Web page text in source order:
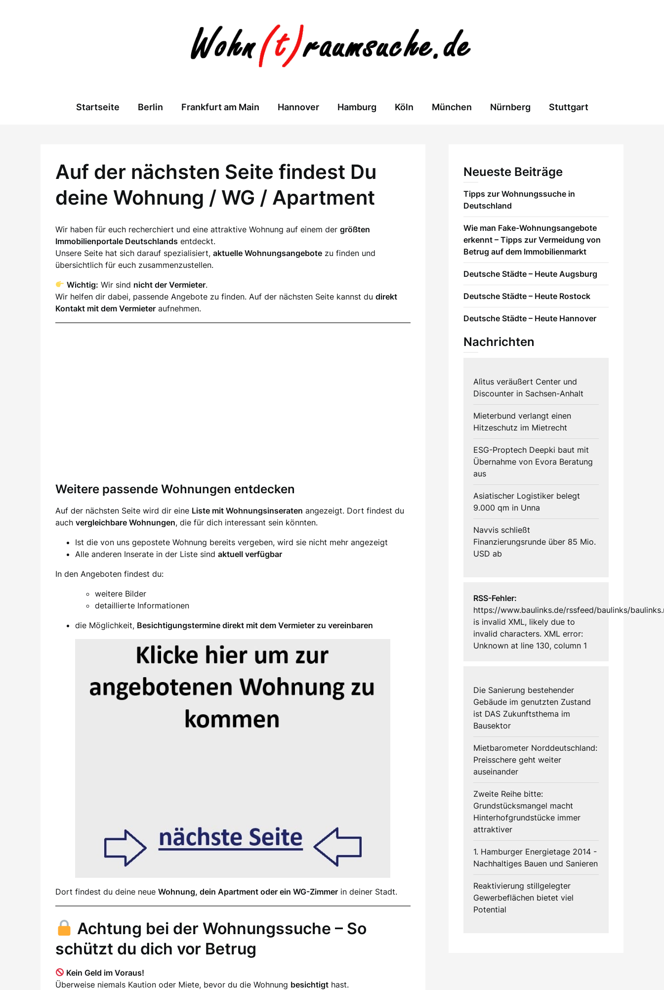
Startseite Berlin Frankfurt am Main Hannover Hamburg Köln München Nürnberg Stuttgart
Auf der nächsten Seite findest Du
deine Wohnung / WG / Apartment
Wir haben für euch recherchiert und eine attraktive Wohnung auf einem der größten
Immobilienportale Deutschlands entdeckt.
Unsere Seite hat sich darauf spezialisiert, aktuelle Wohnungsangebote zu finden und
übersichtlich für euch zusammenzustellen.
Wichtig: Wir sind nicht der Vermieter.
Wir helfen dir dabei, passende Angebote zu finden. Auf der nächsten Seite kannst du direkt
Kontakt mit dem Vermieter aufnehmen.
Weitere passende Wohnungen entdecken
Auf der nächsten Seite wird dir eine Liste mit Wohnungsinseraten angezeigt. Dort findest du
auch vergleichbare Wohnungen, die für dich interessant sein könnten.
Ist die von uns gepostete Wohnung bereits vergeben, wird sie nicht mehr angezeigt
Alle anderen Inserate in der Liste sind aktuell verfügbar
In den Angeboten findest du:
weitere Bilder
detaillierte Informationen
die Möglichkeit, Besichtigungstermine direkt mit dem Vermieter zu vereinbaren
Dort findest du deine neue Wohnung, dein Apartment oder ein WG-Zimmer in deiner Stadt.
Achtung bei der Wohnungssuche – So
schützt du dich vor Betrug
Kein Geld im Voraus!
Überweise niemals Kaution oder Miete, bevor du die Wohnung besichtigt hast.
Neueste Beiträge
Tipps zur Wohnungssuche in
Deutschland
Wie man Fake-Wohnungsangebote
erkennt – Tipps zur Vermeidung von
Betrug auf dem Immobilienmarkt
Deutsche Städte – Heute Augsburg
Deutsche Städte – Heute Rostock
Deutsche Städte – Heute Hannover
Nachrichten
Alìtus veräußert Center und
Discounter in Sachsen-Anhalt
Mieterbund verlangt einen
Hitzeschutz im Mietrecht
ESG-Proptech Deepki baut mit
Übernahme von Evora Beratung
aus
Asiatischer Logistiker belegt
9.000 qm in Unna
Navvis schließt
Finanzierungsrunde über 85 Mio.
USD ab
RSS-Fehler:
https://www.baulinks.de/rssfeed/baulinks/
is invalid XML, likely due to
invalid characters. XML error:
Unknown at line 130, column 1
Die Sanierung bestehender
Gebäude im genutzten Zustand
ist DAS Zukunftsthema im
Bausektor
Mietbarometer Norddeutschland:
Preisschere geht weiter
auseinander
Zweite Reihe bitte:
Grundstücksmangel macht
Hinterhofgrundstücke immer
attraktiver
1. Hamburger Energietage 2014 -
Nachhaltiges Bauen und Sanieren
Reaktivierung stillgelegter
Gewerbeflächen bietet viel
Potential